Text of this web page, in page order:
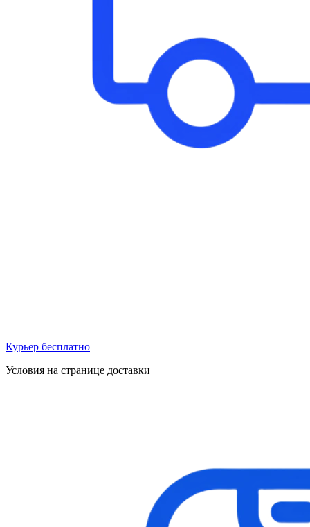
Курьер бесплатно
Условия на странице доставки